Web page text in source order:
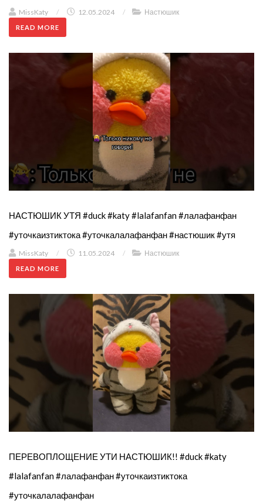
MissKaty / 12.05.2024 / Настюшик
READ MORE
НАСТЮШИК УТЯ #duck #katy #lalafanfan #лалафанфан
#уточкаизтиктока #уточкалалафанфан #настюшик #утя
MissKaty / 11.05.2024 / Настюшик
READ MORE
ПЕРЕВОПЛОЩЕНИЕ УТИ НАСТЮШИК!! #duck #katy
#lalafanfan #лалафанфан #уточкаизтиктока
#уточкалалафанфан